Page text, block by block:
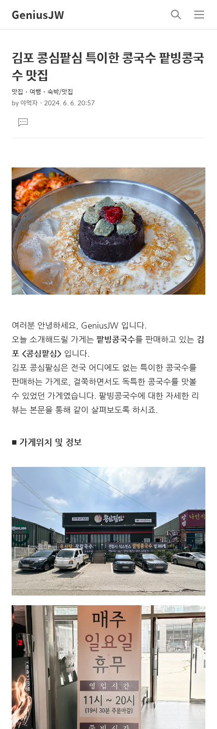
GeniusJW
검
색
메
뉴
상
세
컨
텐
본
문
제
목
김포 콩심팥심 특이한 콩국수 팥빙콩국
수 맛집
맛집・여행・숙박/맛집
by야먹자 2024. 6. 6. 20:57
문댓
글
여러분 안녕하세요, GeniusJW 입니다.
오늘 소개해드릴 가게는 팥빙콩국수를 판매하고 있는 김
포 <콩심팥심> 입니다.
김포 콩심팥심은 전국 어디에도 없는 특이한 콩국수를
판매하는 가게로, 걸쭉하면서도 독특한 콩국수를 맛볼
수 있었던 가게였습니다. 팥빙콩국수에 대한 자세한 리
뷰는 본문을 통해 같이 살펴보도록 하시죠.
■ 가게위치 및 정보